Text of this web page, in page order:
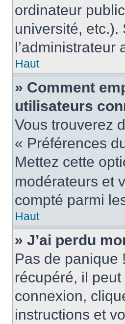
ordinateur
université,
l’administrateur
Haut
» Comment
utilisateurs
Vous trouverez
« Préférences
Mettez cette
modérateurs et
compté parmi
Haut
» J’ai perdu
Pas de panique
récupéré, il
connexion,
instructions et